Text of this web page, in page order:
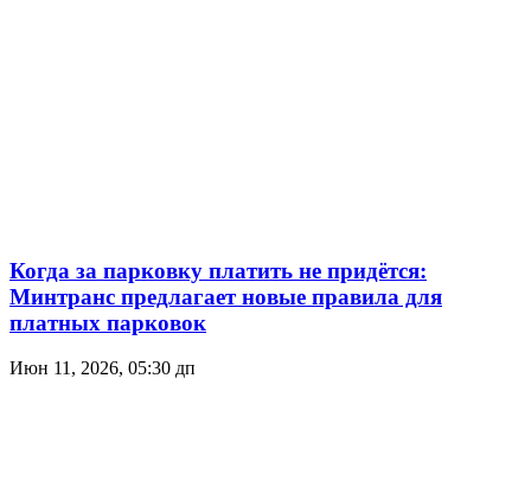
Когда за парковку платить не придётся:
Минтранс предлагает новые правила для
платных парковок
Июн 11, 2026, 05:30 дп